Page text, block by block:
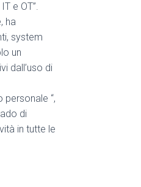
e OT”.
ha
system
un
dall’uso di
“,
di
in tutte le